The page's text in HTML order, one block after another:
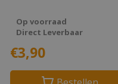
Op voorraad
Direct Leverbaar
€3,90